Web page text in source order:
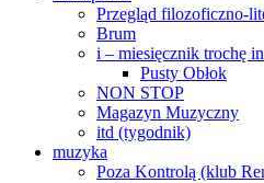
Przegląd filozoficzno-
Brum
i – miesięcznik trochę
Pusty Obłok
NON STOP
Magazyn Muzyczny
itd (tygodnik)
muzyka
Poza Kontrolą (klub